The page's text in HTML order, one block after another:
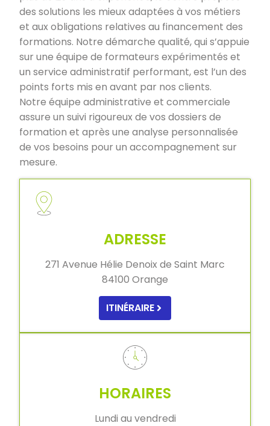
des solutions les mieux adaptées à vos métiers
et aux obligations relatives au financement des
formations. Notre démarche qualité, qui s’appuie
sur une équipe de formateurs expérimentés et
un service administratif performant, est l’un des
points forts mis en avant par nos clients.
Notre équipe administrative et commerciale
assure un suivi rigoureux de vos dossiers de
formation et après une analyse personnalisée
de vos besoins pour un accompagnement sur
mesure.
ADRESSE
271 Avenue Hélie Denoix de Saint Marc
84100 Orange
ITINÉRAIRE
HORAIRES
Lundi au vendredi